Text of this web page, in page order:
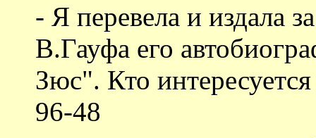
- Я перевела и издала
В.Гауфа его
Зюс". Кто
96-48